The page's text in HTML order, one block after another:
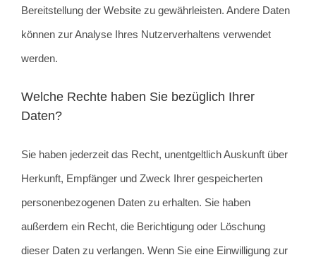
Bereitstellung der Website zu gewährleisten. Andere Daten
können zur Analyse Ihres Nutzerverhaltens verwendet
werden.
Welche Rechte haben Sie bezüglich Ihrer
Daten?
Sie haben jederzeit das Recht, unentgeltlich Auskunft über
Herkunft, Empfänger und Zweck Ihrer gespeicherten
personenbezogenen Daten zu erhalten. Sie haben
außerdem ein Recht, die Berichtigung oder Löschung
dieser Daten zu verlangen. Wenn Sie eine Einwilligung zur